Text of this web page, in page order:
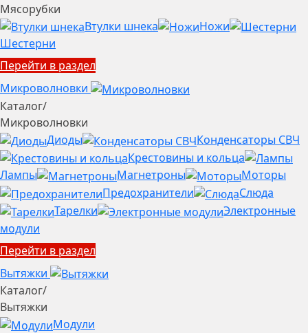
Мясорубки
Втулки шнека
Ножи
Шестерни
Перейти в раздел
Микроволновки
Каталог/
Микроволновки
Диоды
Конденсаторы СВЧ
Крестовины и кольца
Лампы
Магнетроны
Моторы
Предохранители
Слюда
Тарелки
Электронные
модули
Перейти в раздел
Вытяжки
Каталог/
Вытяжки
Модули